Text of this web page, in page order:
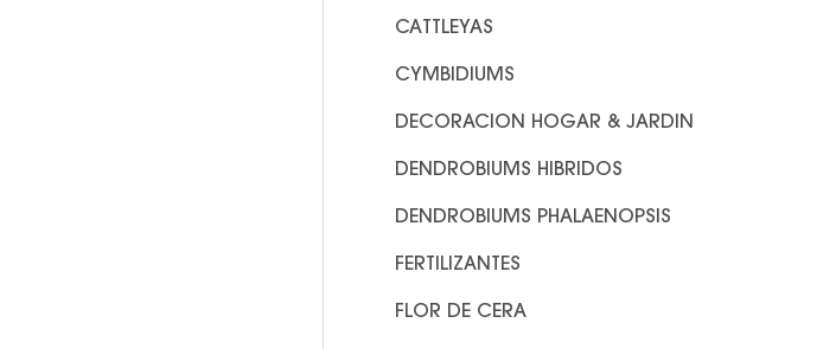
CATTLEYAS
CYMBIDIUMS
DECORACION HOGAR & JARDIN
DENDROBIUMS HIBRIDOS
DENDROBIUMS PHALAENOPSIS
FERTILIZANTES
FLOR DE CERA